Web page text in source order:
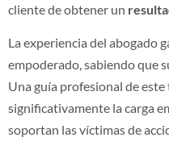
cliente de obtener un
La experiencia del abogado
empoderado, sabiendo que
Una guía profesional de
significativamente la carga
soportan las víctimas de